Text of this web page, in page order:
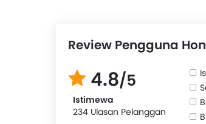
Review Pengguna
4.8/5
Istimewa
234 Ulasan Pelanggan